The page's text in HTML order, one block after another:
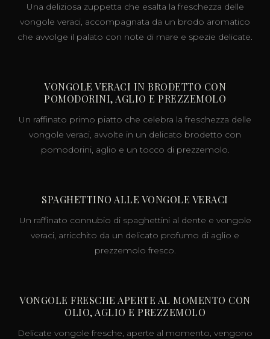
Una deliziosa zuppetta che esalta la freschezza delle
vongole veraci, accompagnata da un brodo aromatico
che avvolge il palato con note di mare e spezie delicate.
VONGOLE VERACI IN BRODETTO CON
POMODORINI, AGLIO E PREZZEMOLO
Un raffinato primo piatto che celebra la freschezza delle
vongole veraci, avvolte in un delicato brodetto con
pomodorini, aglio e un tocco di prezzemolo.
SPAGHETTINO ALLE VONGOLE VERACI
Un raffinato connubio di spaghettini al dente e vongole
veraci, arricchito da un delicato profumo di aglio e
prezzemolo fresco.
VONGOLE FRESCHE APERTE AL MOMENTO CON
OLIO, AGLIO E PREZZEMOLO
Delicate vongole fresche, aperte al momento, vengono